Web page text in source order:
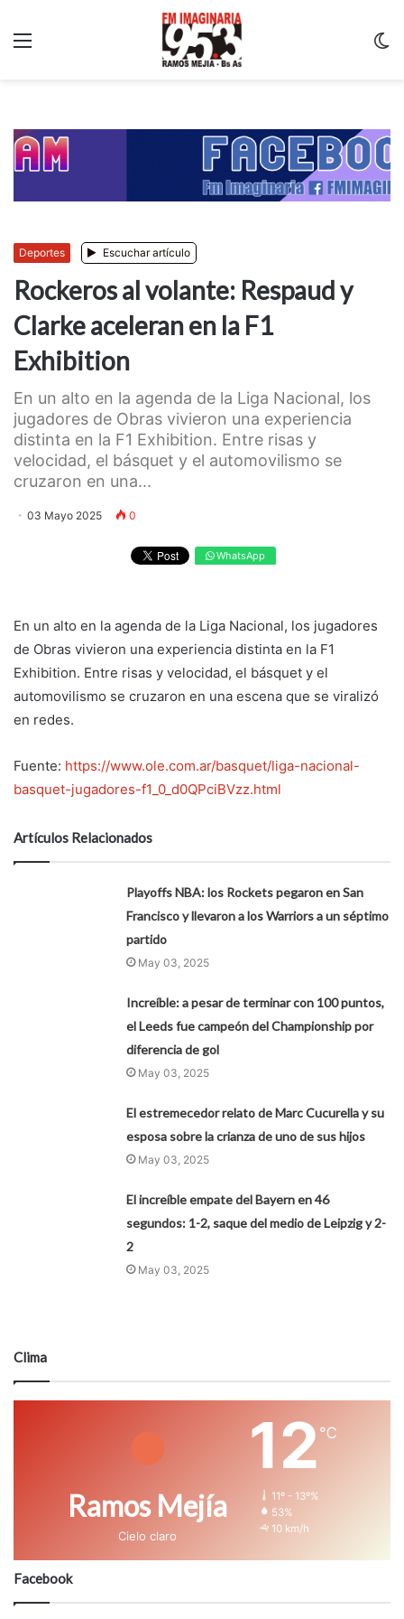
Deportes Escuchar artículo
Rockeros al volante: Respaud y
Clarke aceleran en la F1
Exhibition
En un alto en la agenda de la Liga Nacional, los
jugadores de Obras vivieron una experiencia
distinta en la F1 Exhibition. Entre risas y
velocidad, el básquet y el automovilismo se
cruzaron en una...
03 Mayo 2025 0
WhatsApp
En un alto en la agenda de la Liga Nacional, los jugadores
de Obras vivieron una experiencia distinta en la F1
Exhibition. Entre risas y velocidad, el básquet y el
automovilismo se cruzaron en una escena que se viralizó
en redes.
Fuente: https://www.ole.com.ar/basquet/liga-nacional-
basquet-jugadores-f1_0_d0QPciBVzz.html
Artículos Relacionados
Playoffs NBA: los Rockets pegaron en San
Francisco y llevaron a los Warriors a un séptimo
partido
May 03, 2025
Increíble: a pesar de terminar con 100 puntos,
el Leeds fue campeón del Championship por
diferencia de gol
May 03, 2025
El estremecedor relato de Marc Cucurella y su
esposa sobre la crianza de uno de sus hijos
May 03, 2025
El increíble empate del Bayern en 46
segundos: 1-2, saque del medio de Leipzig y 2-
2
May 03, 2025
Clima
Ramos Mejía
Cielo claro
12 ℃
11º - 13º%
53%
10 km/h
Facebook